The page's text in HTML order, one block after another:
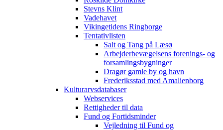
Stevns Klint
Vadehavet
Vikingetidens Ringborge
Tentativlisten
Salt og Tang på Læsø
Arbejderbevægelsens forenings- og
forsamlingsbygninger
Dragør gamle by og havn
Frederiksstad med Amalienborg
Kulturarvsdatabaser
Webservices
Rettigheder til data
Fund og Fortidsminder
Vejledning til Fund og